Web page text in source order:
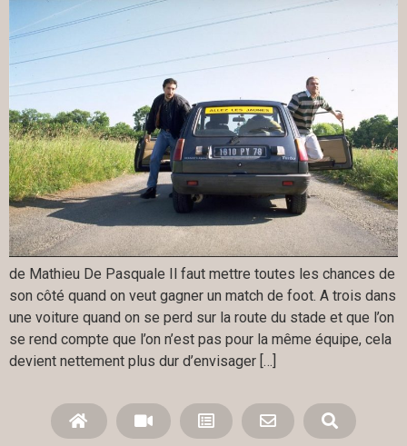
de Mathieu De Pasquale Il faut mettre toutes les chances de
son côté quand on veut gagner un match de foot. A trois dans
une voiture quand on se perd sur la route du stade et que l’on
se rend compte que l’on n’est pas pour la même équipe, cela
devient nettement plus dur d’envisager […]